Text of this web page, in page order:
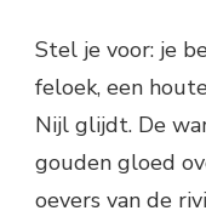
Stel je voor: je
feloek, een
Nijl glijdt. De
gouden gloed
oevers van de